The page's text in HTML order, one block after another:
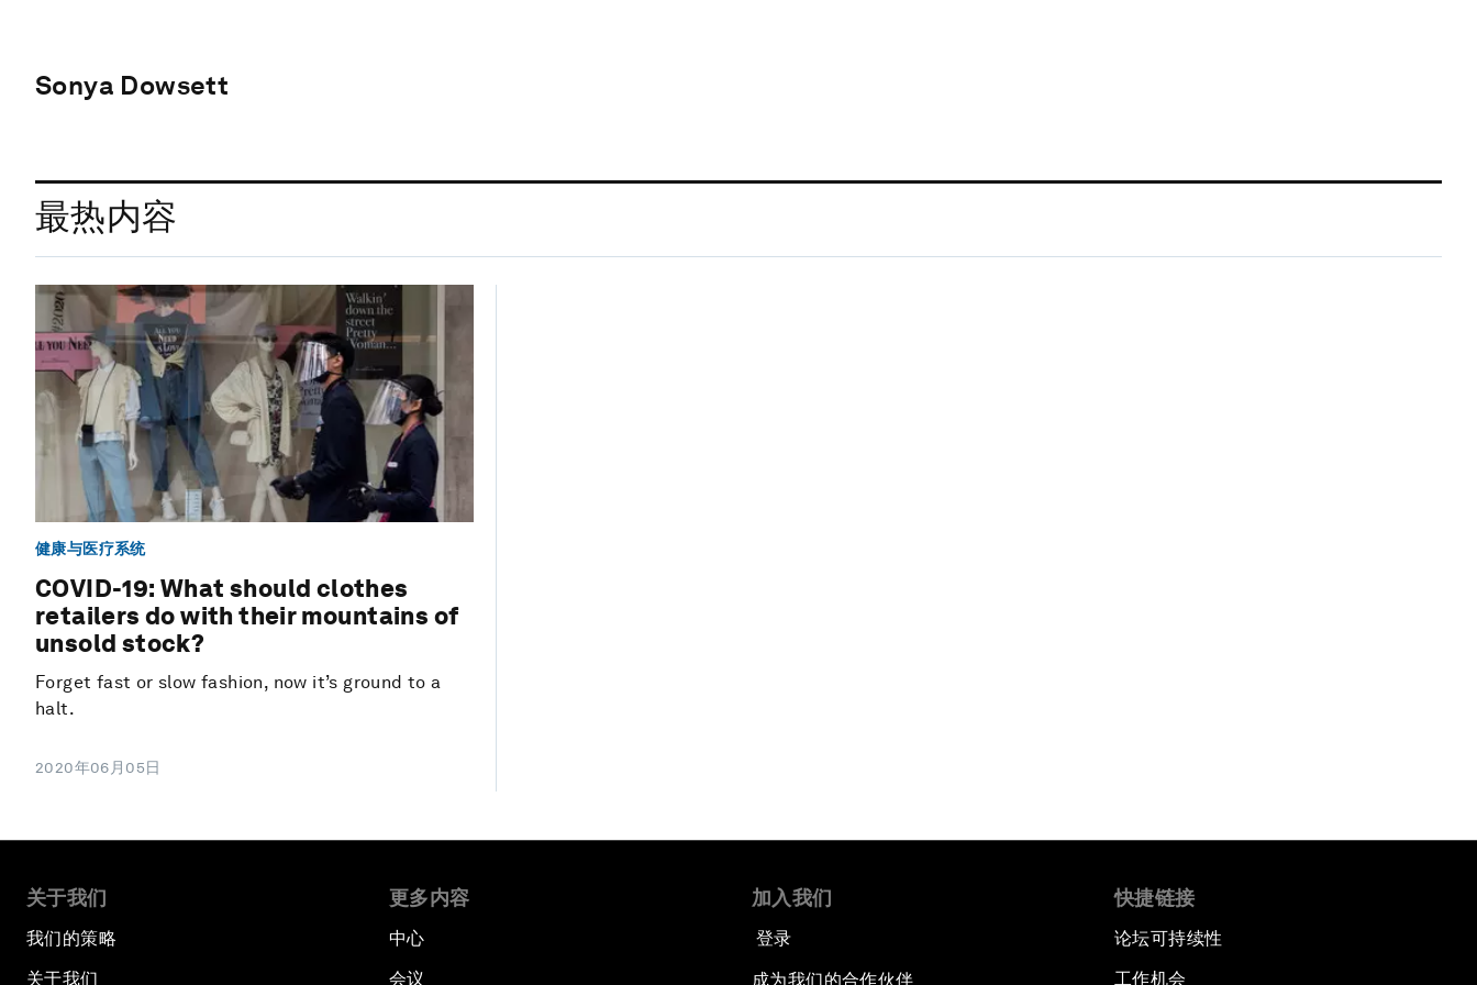
Sonya Dowsett
最热内容
健康与医疗系统
COVID-19: What should clothes
retailers do with their mountains of
unsold stock?
Forget fast or slow fashion, now it’s ground to a
halt.
2020年06月05日
关于我们
我们的策略
关于我们
更多内容
中心
会议
加入我们
登录
成为我们的合作伙伴
快捷链接
论坛可持续性
工作机会